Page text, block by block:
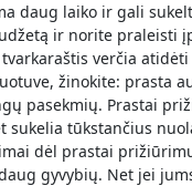
daug laiko ir gali
ir norite praleisti
verčia
žinokite: prasta
pasekmių. Prastai
sukelia tūkstančius
dėl prastai
gyvybių. Net jei